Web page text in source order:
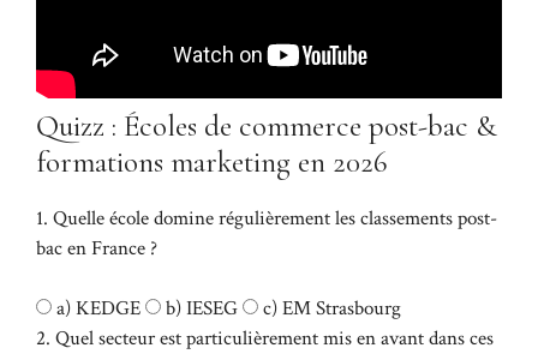
Quizz : Écoles de commerce post-bac &
formations marketing en 2026
1. Quelle école domine régulièrement les classements post-
bac en France ?
a) KEDGE b) IESEG
c) EM Strasbourg
2. Quel secteur est particulièrement mis en avant dans ces